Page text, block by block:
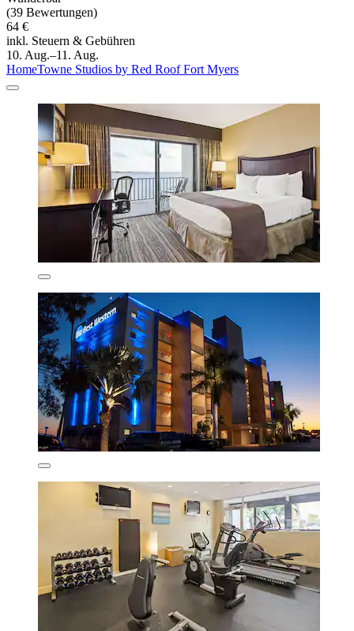
(39 Bewertungen)
64 €
inkl. Steuern & Gebühren
10. Aug.–11. Aug.
HomeTowne Studios by Red Roof Fort Myers